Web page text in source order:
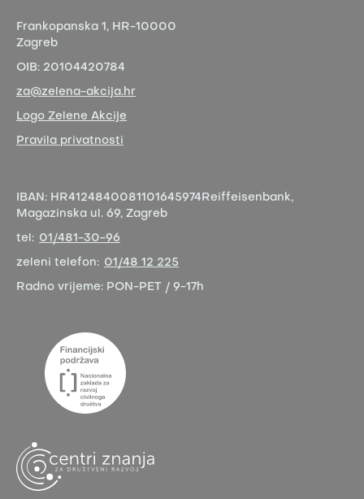
Frankopanska 1, HR-10000
Zagreb
OIB: 20104420784
za@zelena-akcija.hr
Logo Zelene Akcije
Pravila privatnosti
IBAN: HR4124840081101645974 Reiffeisenbank,
Magazinska ul. 69, Zagreb
tel: 01/481-30-96
zeleni telefon: 01/48 12 225
Radno vrijeme: PON-PET / 9-17h